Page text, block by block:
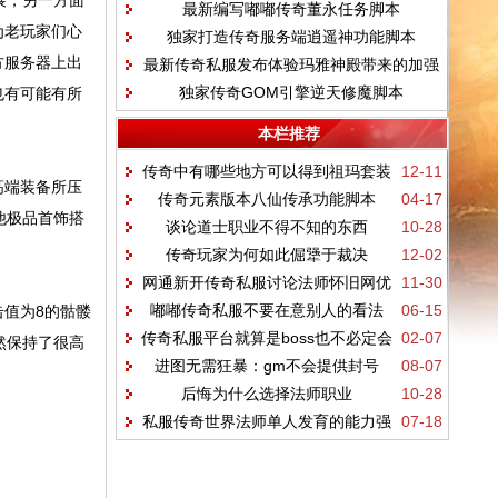
玩家们心
务器上出
可能有所
装备所压
极品首饰搭
为8的骷髅
保持了很高
最新编写嘟嘟传奇董永任务脚本
独家打造传奇服务端逍遥神功能脚本
最新传奇私服发布体验玛雅神殿带来的加强
独家传奇GOM引擎逆天修魔脚本
本栏推荐
12-11
传奇中有哪些地方可以得到祖玛套装
04-17
传奇元素版本八仙传承功能脚本
10-28
谈论道士职业不得不知的东西
12-02
传奇玩家为何如此倔犟于裁决
11-30
网通新开传奇私服讨论法师怀旧网优
热血传奇sf发布势
06-15
嘟嘟传奇私服不要在意别人的看法
02-07
传奇私服平台就算是boss也不必定会
爆好东西
08-07
进图无需狂暴：gm不会提供封号
10-28
后悔为什么选择法师职业
07-18
私服传奇世界法师单人发育的能力强